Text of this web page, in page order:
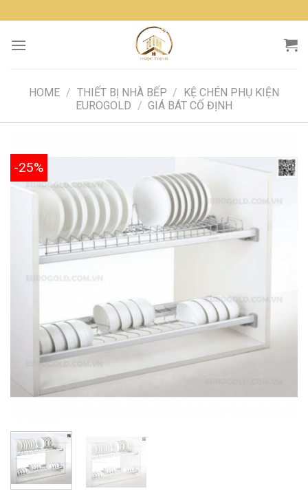
to
content
HOME / THIẾT BỊ NHÀ BẾP / KỆ CHÉN PHỤ KIỆN
EUROGOLD / GIÁ BÁT CỐ ĐỊNH
-25%